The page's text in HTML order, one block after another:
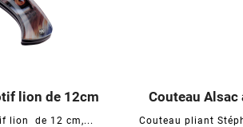
lion de 12cm
lion de 12 cm,...

Couteau
Couteau pliant
